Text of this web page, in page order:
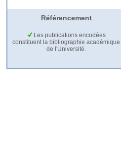
Référencement
Les publications encodées
constituent la bibliographie académique
de l'Université.